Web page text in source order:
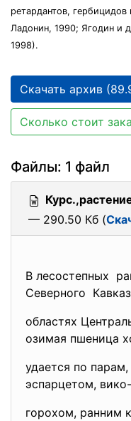
ретардантов,
Ладонин, 1990; Ягодин и
1998).
Скачать архив
Сколько стоит
Файлы: 1 файл
— 290.50 Кб (
В лесостепных
Северного
областях
озимая пшеница
удается по
эспарцетом,
горохом, ранним